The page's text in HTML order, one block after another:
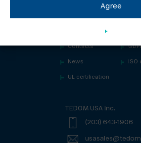
Agree
Contacts
News
UL certification
TEDOM USA Inc.
(203) 643-1906